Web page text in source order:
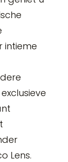
intieme
Lens.